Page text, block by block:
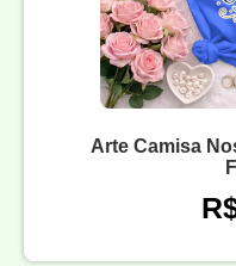
Arte Camisa